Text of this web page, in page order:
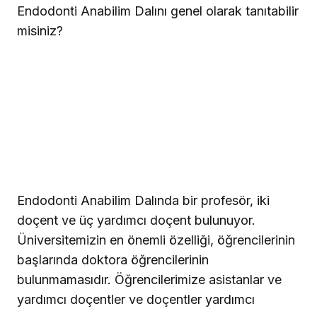
Endodonti Anabilim Dalını genel olarak tanıtabilir
misiniz?
Endodonti Anabilim Dalında bir profesör, iki
doçent ve üç yardımcı doçent bulunuyor.
Üniversitemizin en önemli özelliği, öğrencilerinin
başlarında doktora öğrencilerinin
bulunmamasıdır. Öğrencilerimize asistanlar ve
yardımcı doçentler ve doçentler yardımcı